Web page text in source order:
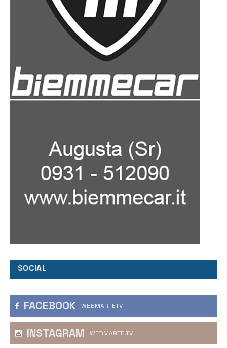
SOCIAL
FACEBOOK WEBMARTETV
INSTAGRAM WEBMARTE.TV